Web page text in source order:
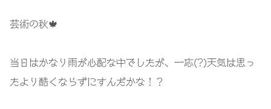
芸術の秋🍁
当日はかなり雨が心配な中でしたが、一応(?)天気は思っ
たより酷くならずにすんだかな！？